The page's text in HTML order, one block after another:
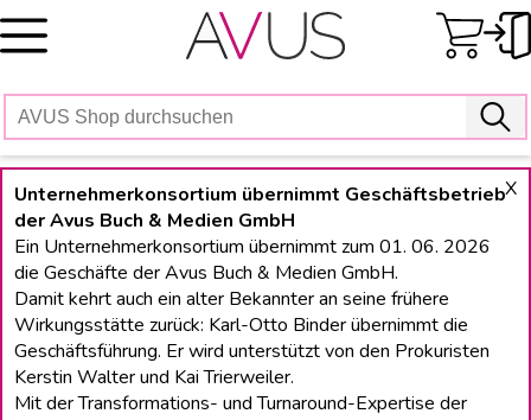
Skip
to
X
Unternehmerkonsortium übernimmt Geschäftsbetrieb
der Avus Buch & Medien GmbH
Ein Unternehmerkonsortium übernimmt zum 01. 06. 2026
die Geschäfte der Avus Buch & Medien GmbH.
Damit kehrt auch ein alter Bekannter an seine frühere
Wirkungsstätte zurück: Karl-Otto Binder übernimmt die
Geschäftsführung. Er wird unterstützt von den Prokuristen
Kerstin Walter und Kai Trierweiler.
Mit der Transformations- und Turnaround-Expertise der